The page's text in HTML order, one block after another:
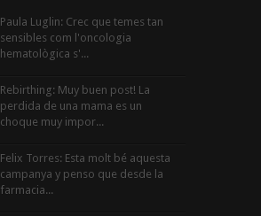
Paula Luglin: Crec que temes tan
sensibles com l'oncologia
hematològica s'...
Rebirthing: Muy buen post! La
perdida de una mama es un
choque muy impor...
Felix Torres: Esta molt bé aquesta
campanya y penso que desde la
farmacia...